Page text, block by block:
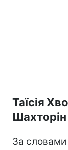
Таїсія
За словами